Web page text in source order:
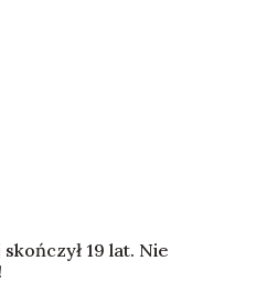
19 lat. Nie